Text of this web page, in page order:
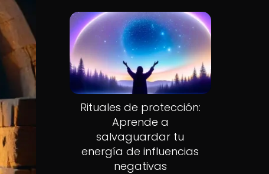
Rituales de protección:
Aprende a
salvaguardar tu
energía de influencias
negativas